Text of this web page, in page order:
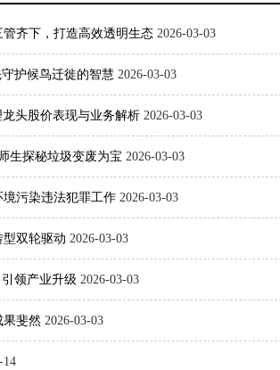
齐下，打造高效透明生态 2026-03-03
护候鸟迁徙的智慧 2026-03-03
头股价表现与业务解析 2026-03-03
生探秘垃圾变废为宝 2026-03-03
污染违法犯罪工作 2026-03-03
双轮驱动 2026-03-03
领产业升级 2026-03-03
果斐然 2026-03-03
14